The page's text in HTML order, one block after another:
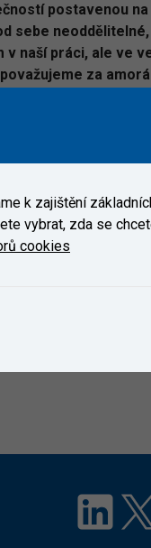
postavenou
sebe
naší práci, ale ve
za
ČR a EU a
lídr v železničním
společností
železničních
vozidel a
dopravy, státní
k zajištění
vybrat, zda se
cookies